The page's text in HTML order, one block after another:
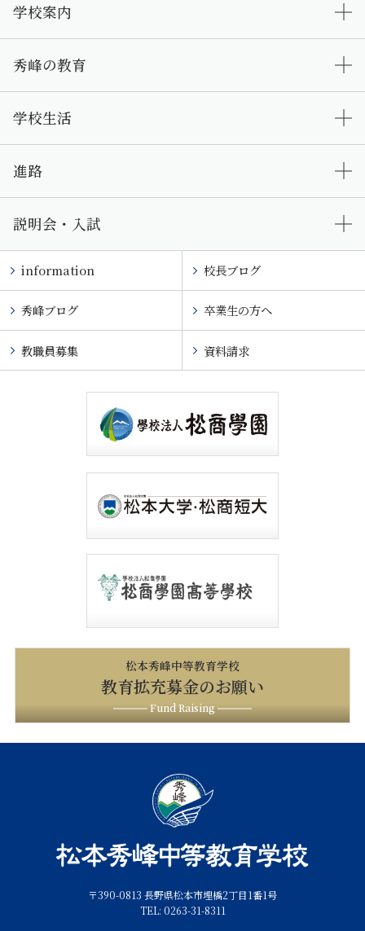
学校案内
秀峰の教育
学校生活
進路
説明会・入試
information 校長ブログ
秀峰ブログ 卒業生の方へ
教職員募集 資料請求
松本秀峰中等教育学校
教育拡充募金のお願い
Fund Raising
〒390-0813 長野県松本市埋橋2丁目1番1号
TEL: 0263-31-8311